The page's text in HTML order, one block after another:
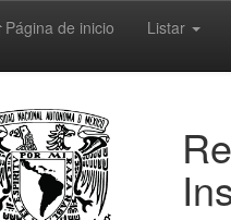
Página de inicio Listar